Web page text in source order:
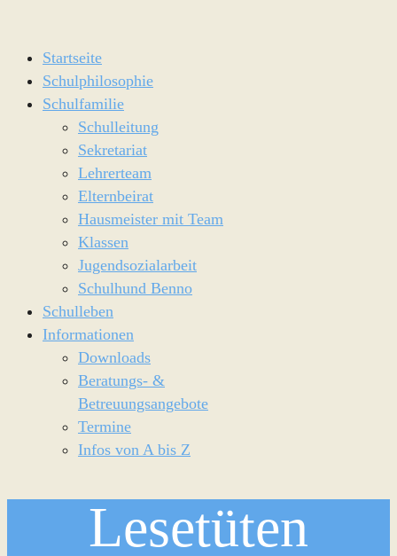
Startseite
Schulphilosophie
Schulfamilie
Schulleitung
Sekretariat
Lehrerteam
Elternbeirat
Hausmeister mit Team
Klassen
Jugendsozialarbeit
Schulhund Benno
Schulleben
Informationen
Downloads
Beratungs- &
Betreuungsangebote
Termine
Infos von A bis Z
Lesetüten